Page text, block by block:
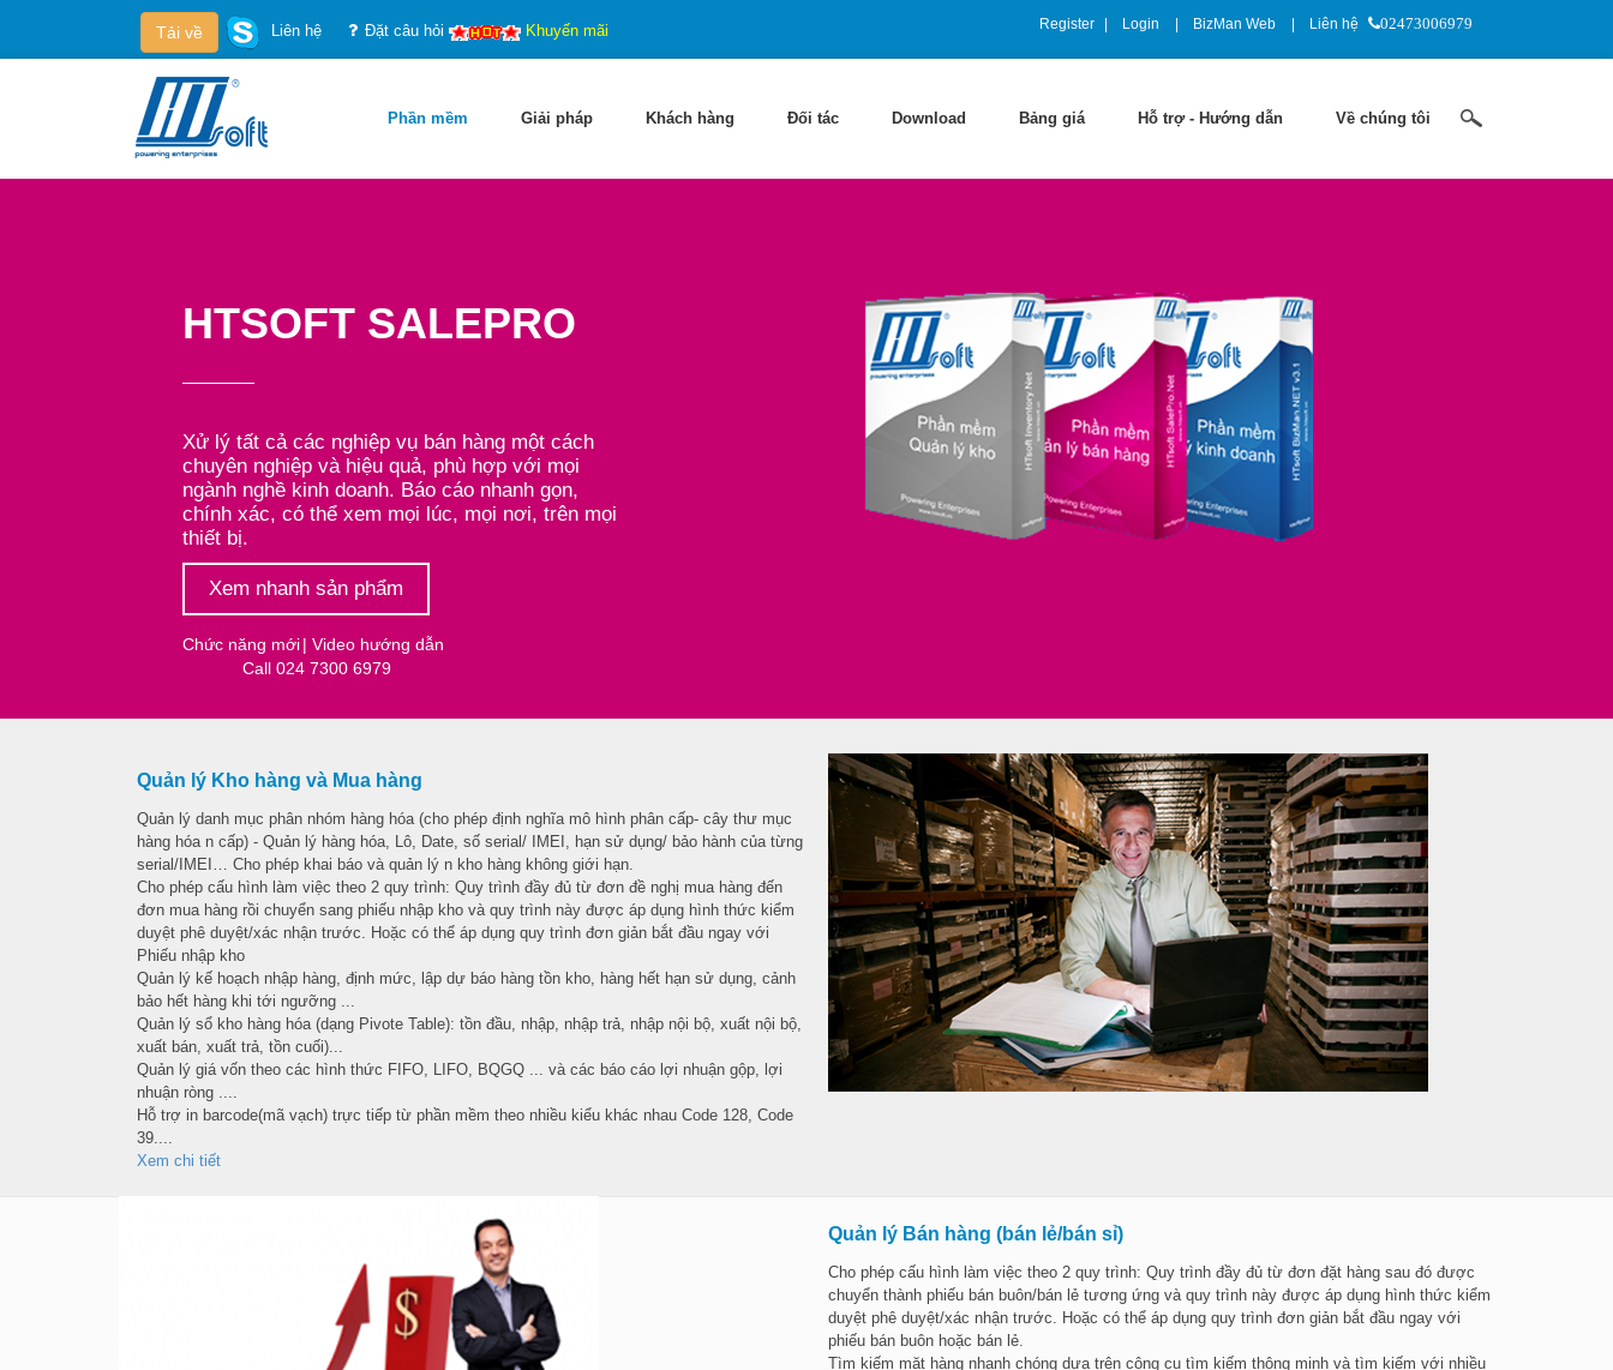
Register Login BizMan Web Liên hệ 02473006979
Tải về Liên hệ Đặt câu hỏi Khuyến mãi
Phần mềm Giải pháp Khách hàng Đối tác Download Bảng giá Hỗ trợ - Hướng dẫn Về chúng tôi
HTSOFT SALEPRO
Xử lý tất cả các nghiệp vụ bán hàng một cách
chuyên nghiệp và hiệu quả, phù hợp với mọi
ngành nghề kinh doanh. Báo cáo nhanh gọn,
chính xác, có thể xem mọi lúc, mọi nơi, trên mọi
thiết bị.
Xem nhanh sản phẩm
Chức năng mới| Video hướng dẫn
Call 024 7300 6979
Quản lý Kho hàng và Mua hàng
Quản lý danh mục phân nhóm hàng hóa (cho phép định nghĩa mô hình phân cấp- cây thư mục
hàng hóa n cấp) - Quản lý hàng hóa, Lô, Date, số serial/ IMEI, hạn sử dụng/ bảo hành của từng
serial/IMEI… Cho phép khai báo và quản lý n kho hàng không giới hạn.
Cho phép cấu hình làm việc theo 2 quy trình: Quy trình đầy đủ từ đơn đề nghị mua hàng đến
đơn mua hàng rồi chuyển sang phiếu nhập kho và quy trình này được áp dụng hình thức kiểm
duyệt phê duyệt/xác nhận trước. Hoặc có thể áp dụng quy trình đơn giản bắt đầu ngay với
Phiếu nhập kho
Quản lý kế hoạch nhập hàng, định mức, lập dự báo hàng tồn kho, hàng hết hạn sử dụng, cảnh
bảo hết hàng khi tới ngưỡng ...
Quản lý sổ kho hàng hóa (dạng Pivote Table): tồn đầu, nhập, nhập trả, nhập nội bộ, xuất nội bộ,
xuất bán, xuất trả, tồn cuối)...
Quản lý giá vốn theo các hình thức FIFO, LIFO, BQGQ ... và các báo cáo lợi nhuận gộp, lợi
nhuận ròng ....
Hỗ trợ in barcode(mã vạch) trực tiếp từ phần mềm theo nhiều kiểu khác nhau Code 128, Code
39....
Xem chi tiết
Quản lý Bán hàng (bán lẻ/bán sỉ)
Cho phép cấu hình làm việc theo 2 quy trình: Quy trình đầy đủ từ đơn đặt hàng sau đó được
chuyển thành phiếu bán buôn/bán lẻ tương ứng và quy trình này được áp dụng hình thức kiểm
duyệt phê duyệt/xác nhận trước. Hoặc có thể áp dụng quy trình đơn giản bắt đầu ngay với
phiếu bán buôn hoặc bán lẻ.
Tìm kiếm mặt hàng nhanh chóng dựa trên công cụ tìm kiếm thông minh và tìm kiếm với nhiều